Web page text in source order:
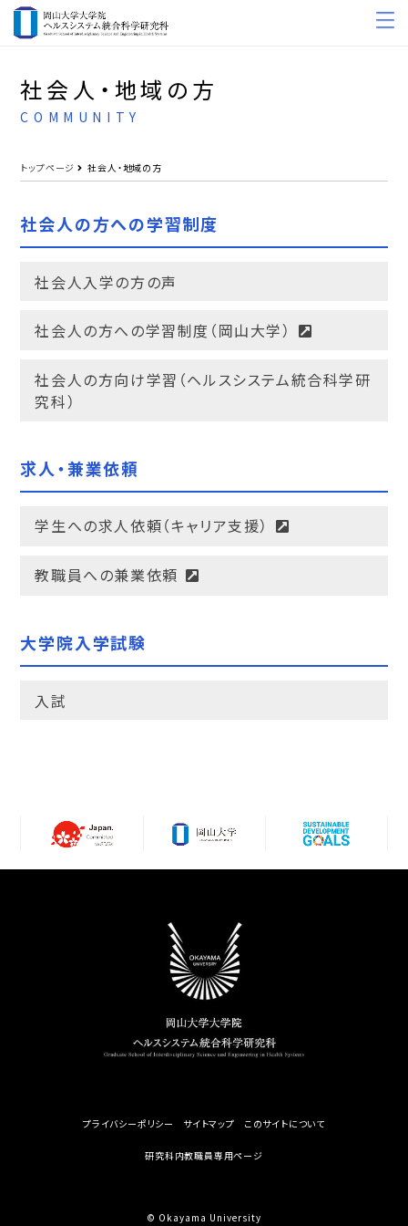
社会人・地域の方
COMMUNITY
トップページ 社会人・地域の方
社会人の方への学習制度
社会人入学の方の声
社会人の方への学習制度（岡山大学）
社会人の方向け学習（ヘルスシステム統合科学研
究科）
求人・兼業依頼
学生への求人依頼（キャリア支援）
教職員への兼業依頼
大学院入学試験
入試
プライバシーポリシー サイトマップ このサイトについて
研究科内教職員専用ページ
© Okayama University